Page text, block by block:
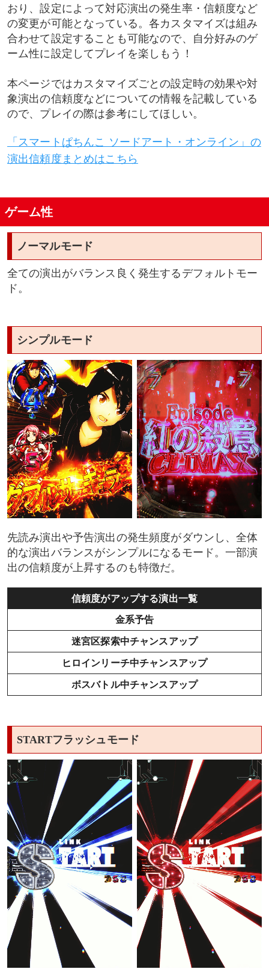
おり、設定によって対応演出の発生率・信頼度など
の変更が可能となっている。各カスタマイズは組み
合わせて設定することも可能なので、自分好みのゲ
ーム性に設定してプレイを楽しもう！
本ページではカスタマイズごとの設定時の効果や対
象演出の信頼度などについての情報を記載している
ので、プレイの際は参考にしてほしい。
「スマートぱちんこ ソードアート・オンライン」の
演出信頼度まとめはこちら
ゲーム性
ノーマルモード
全ての演出がバランス良く発生するデフォルトモー
ド。
シンプルモード
先読み演出や予告演出の発生頻度がダウンし、全体
的な演出バランスがシンプルになるモード。一部演
出の信頼度が上昇するのも特徴だ。
信頼度がアップする演出一覧
金系予告
迷宮区探索中チャンスアップ
ヒロインリーチ中チャンスアップ
ボスバトル中チャンスアップ
STARTフラッシュモード